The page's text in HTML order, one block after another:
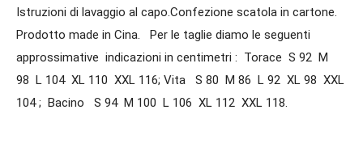
Istruzioni di lavaggio al capo.Confezione scatola in cartone.
Prodotto made in Cina. Per le taglie diamo le seguenti
approssimative indicazioni in centimetri : Torace S 92 M
98 L 104 XL 110 XXL 116; Vita S 80 M 86 L 92 XL 98 XXL
104 ; Bacino S 94 M 100 L 106 XL 112 XXL 118.